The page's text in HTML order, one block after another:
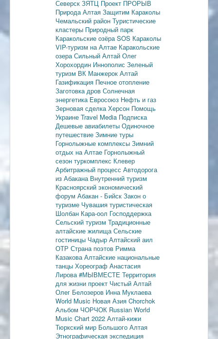
Северск ЗЯТЦ Проект ПРОРЫВ
Природа Алтая Защитим Караколы
Чемальский район Туристические
кластеры Природный парк
Каракольские озёраSOS Караколы
VIP-туризм на Алтае Каракольские
озераСильный Алтай Олег
Хорохордин Иннополис Зеленый
туризм ВК Манжерок Алтай
Газификация Печное отопление
Заготовка дров Солнечная
энергетика Евросоюз Нефть и газ
Зерновая сделкаХерсон Помощь
Украине Travel Media Подписка
Дешевые авиабилеты Одиночное
путешествие Зимние туры
Горнолыжные комплексы Зимний
отдых на Алтае Горнолыжный
сезон туркомплекс Клевер
Арбитражный процесс Автодорога
из Абакана Внутренний туризм
Красноярский экономический
форум Абакан - Бийск Закон о
туризме Чувашия туристическая
Шолбан Кара-оол Господдержка
Сельский туризм Традиционные
алтайские жилищаСельские
гостиницы Чадыр Алтайский аил
ОТР Страна поэтов Римма
КазаковаАлтайские национальные
танцы Хореограф Анастасия
Лирова#МЫВМЕСТЕ Территория
для жизни проект Чистый Алтай
Олег Белозеров Инна Муклаева
World Music Новая Азия Chorchok
Альбом ЧОРЧОК Russian World
Music Chart 2022 Алтай-кижи
Тюркский мир Большого Алтая
Этнографическая экспедиция